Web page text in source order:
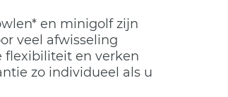
en minigolf zijn
veel afwisseling
flexibiliteit en verken
zo individueel als u